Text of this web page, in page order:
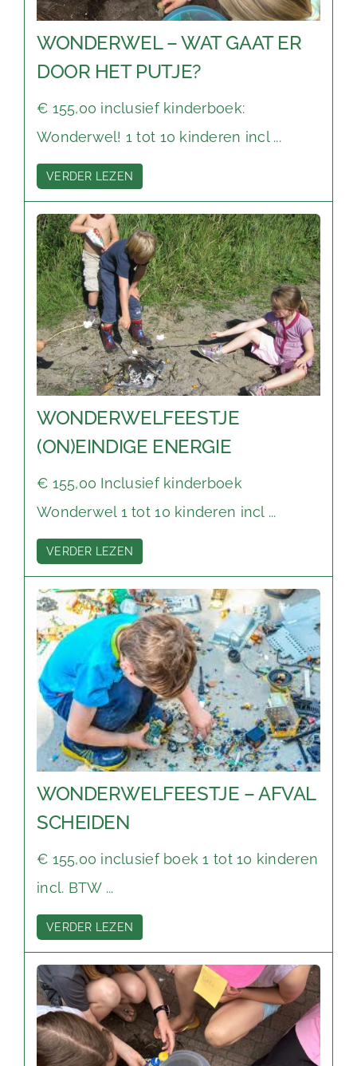
WONDERWEL – WAT GAAT ER
DOOR HET PUTJE?
€ 155,00 inclusief kinderboek:
Wonderwel! 1 tot 10 kinderen incl ...
VERDER LEZEN
WONDERWELFEESTJE
(ON)EINDIGE ENERGIE
€ 155,00 Inclusief kinderboek
Wonderwel 1 tot 10 kinderen incl ...
VERDER LEZEN
WONDERWELFEESTJE – AFVAL
SCHEIDEN
€ 155,00 inclusief boek 1 tot 10 kinderen
incl. BTW ...
VERDER LEZEN